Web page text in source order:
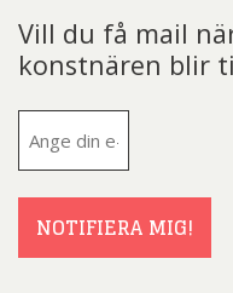
Vill du få mail
konstnären blir
NOTIFIERA MIG!